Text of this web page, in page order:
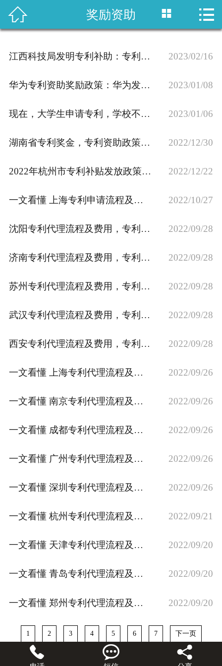
 首页
商标注册
版权登记
政策法规
知产战略
 奖励资助  
江西科技局发明专利补助：专利奖励办法实施细则介绍，专利资助、奖励政策汇 2023/02/16
华为专利资助奖励政策：华为发明人申请专利奖励多少？ 2023/01/08
现在，大学生申请专利，学校不给补贴了吗？ 2023/01/06
湖南省专利奖金，专利资助政策汇总 2022/12/30
2022年杭州市专利补贴发放政策一览 2022/12/22
一文看懂 上海专利申请流程及费用，资助补贴政策 2022/10/27
沈阳专利代理流程及费用，专利资助补贴政策 2022/09/28
济南专利代理流程及费用，专利资助补贴政策 2022/09/28
苏州专利代理流程及费用，专利资助补贴政策 2022/09/28
武汉专利代理流程及费用，专利资助补贴政策 2022/09/28
西安专利代理流程及费用，专利资助补贴政策 2022/09/28
一文看懂 上海专利代理流程及费用，专利资助补贴政策 2022/09/26
一文看懂 南京专利代理流程及费用，专利资助补贴政策 2022/09/26
一文看懂 成都专利代理流程及费用，专利资助补贴政策 2022/09/26
一文看懂 广州专利代理流程及费用，专利资助补贴政策 2022/09/26
一文看懂 深圳专利代理流程及费用，专利资助补贴政策 2022/09/26
一文看懂 杭州专利代理流程及费用，专利资助补贴政策 2022/09/21
一文看懂 天津专利代理流程及费用，专利资助补贴政策 2022/09/20
一文看懂 青岛专利代理流程及费用，专利资助补贴政策 2022/09/20
一文看懂 郑州专利代理流程及费用，专利资助补贴政策 2022/09/20
1 2 3 4 5 6 7 下一页
  